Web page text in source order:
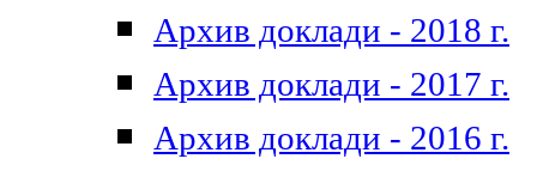
Архив доклади - 2018 г.
Архив доклади - 2017 г.
Архив доклади - 2016 г.